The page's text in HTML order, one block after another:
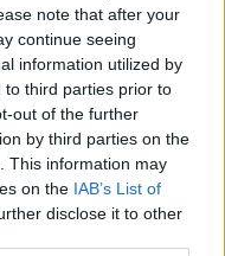
note that after your
continue seeing
information utilized by
to third parties prior to
out of the further
by third parties on the
This information may
on the IAB’s List of
disclose it to other